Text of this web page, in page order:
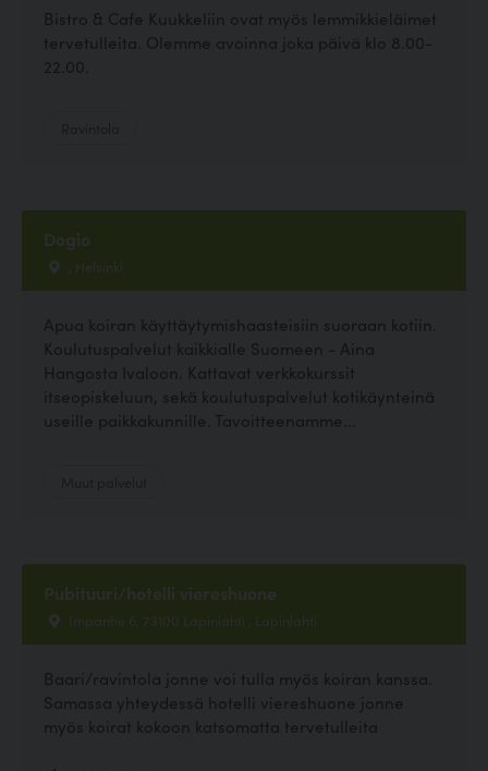
Bistro & Cafe Kuukkeliin ovat myös lemmikkieläimet
tervetulleita. Olemme avoinna joka päivä klo 8.00-
22.00.
Dogio
, Helsinki
Apua koiran käyttäytymishaasteisiin suoraan kotiin.
Koulutuspalvelut kaikkialle Suomeen - Aina
Hangosta Ivaloon. Kattavat verkkokurssit
itseopiskeluun, sekä koulutuspalvelut kotikäynteinä
useille paikkakunnille. Tavoitteenamme...
Pubituuri/hotelli viereshuone
Impantie 6, 73100 Lapinlahti , Lapinlahti
Baari/ravintola jonne voi tulla myös koiran kanssa.
Samassa yhteydessä hotelli viereshuone jonne
myös koirat kokoon katsomatta tervetulleita